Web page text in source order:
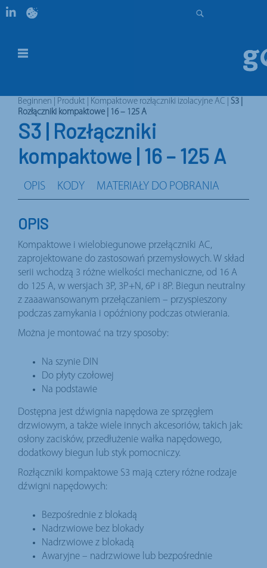
Beginnen Produkt Kompaktowe rozłączniki izolacyjne AC
S3 |
Rozłączniki kompaktowe | 16 – 125 A
S3 | Rozłączniki
kompaktowe | 16 – 125 A
OPIS KODY MATERIAŁY DO POBRANIA
OPIS
Kompaktowe i wielobiegunowe przełączniki AC,
zaprojektowane do zastosowań przemysłowych. W skład
serii wchodzą 3 różne wielkości mechaniczne, od 16 A
do 125 A, w wersjach 3P, 3P+N, 6P i 8P. Biegun neutralny
z zaaawansowanym przełączaniem – przyspieszony
podczas zamykania i opóźniony podczas otwierania.
Można je montować na trzy sposoby:
Na szynie DIN
Do płyty czołowej
Na podstawie
Dostępna jest dźwignia napędowa ze sprzęgłem
drzwiowym, a także wiele innych akcesoriów, takich jak:
osłony zacisków, przedłużenie wałka napędowego,
dodatkowy biegun lub styk pomocniczy.
Rozłączniki kompaktowe S3 mają cztery różne rodzaje
dźwigni napędowych:
Bezpośrednie z blokadą
Nadrzwiowe bez blokady
Nadrzwiowe z blokadą
Awaryjne – nadrzwiowe lub bezpośrednie